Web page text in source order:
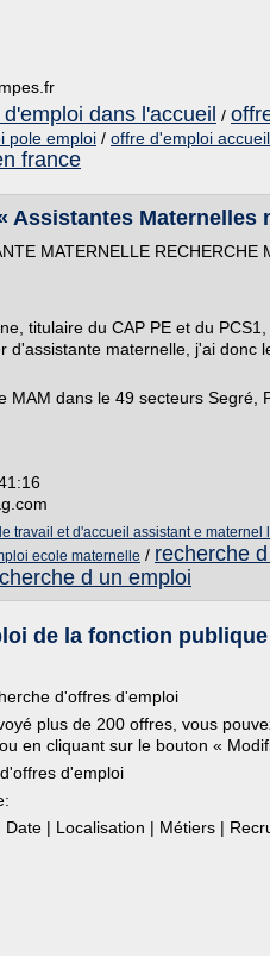
dans l'accueil /
pole emploi / offre d'emploi
france
Assistantes Maternelles
MATERNELLE
titulaire du CAP PE et du
d'assistante maternelle, j'ai donc
MAM dans le 49 secteurs Segré,
travail et d'accueil assistant e maternel
ecole maternelle / recherche
d un emploi
de la fonction
d'offres d'emploi
plus de 200 offres, vous
en cliquant sur le bouton «
d'emploi
| Localisation | Métiers |